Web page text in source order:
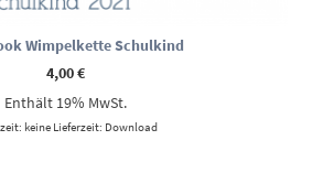
Wimpelkette Schulkind
4,00€
Enthält 19% MwSt.
keine Lieferzeit: Download